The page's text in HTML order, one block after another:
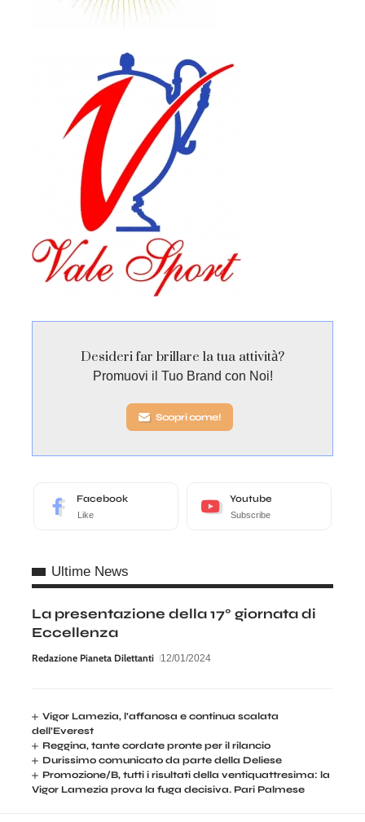
Desideri far brillare la tua attività?
Promuovi il Tuo Brand con Noi!
Scopri come!
Facebook
Like
Youtube
Subscribe
Ultime News
La presentazione della 17° giornata di
Eccellenza
Redazione Pianeta Dilettanti 12/01/2024
Vigor Lamezia, l’affanosa e continua scalata
dell’Everest
Reggina, tante cordate pronte per il rilancio
Durissimo comunicato da parte della Deliese
Promozione/B, tutti i risultati della ventiquattresima: la
Vigor Lamezia prova la fuga decisiva. Pari Palmese